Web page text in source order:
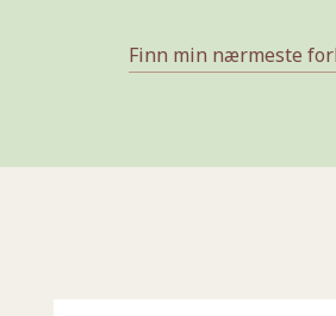
Finn min nærmeste